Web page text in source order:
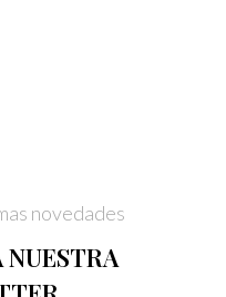
novedades
NUESTRA